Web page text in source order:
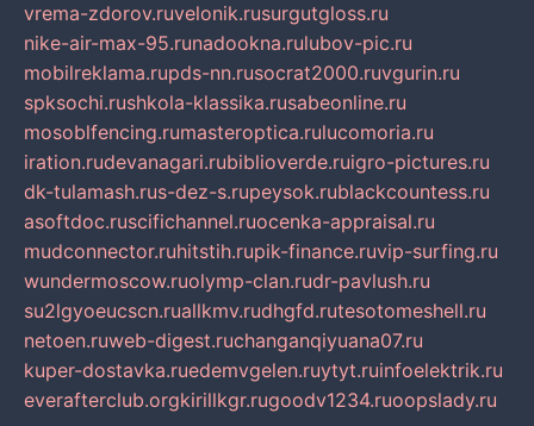
vrema-zdorov.ruvelonik.rusurgutgloss.ru
nike-air-max-95.runadookna.rulubov-pic.ru
mobilreklama.rupds-nn.rusocrat2000.ruvgurin.ru
spksochi.rushkola-klassika.rusabeonline.ru
mosoblfencing.rumasteroptica.rulucomoria.ru
iration.rudevanagari.rubiblioverde.ruigro-pictures.ru
dk-tulamash.rus-dez-s.rupeysok.rublackcountess.ru
asoftdoc.ruscifichannel.ruocenka-appraisal.ru
mudconnector.ruhitstih.rupik-finance.ruvip-surfing.ru
wundermoscow.ruolymp-clan.rudr-pavlush.ru
su2lgyoeucscn.ruallkmv.rudhgfd.rutesotomeshell.ru
netoen.ruweb-digest.ruchanganqiyuana07.ru
kuper-dostavka.ruedemvgelen.ruytyt.ruinfoelektrik.ru
everafterclub.orgkirillkgr.rugoodv1234.ruoopslady.ru